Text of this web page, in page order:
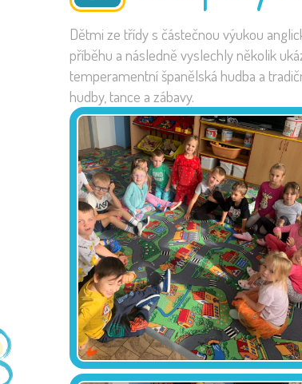
Dětmi ze třídy s částečnou výukou
příběhu a následně vyslechly několik
temperamentní španělská hudba a
hudby, tance a zábavy.